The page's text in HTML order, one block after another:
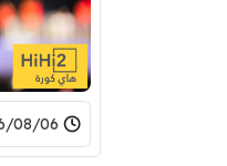
06 - 00:55